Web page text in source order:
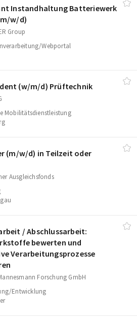
Instandhaltung Batteriewerk
​w/​d)
Group
Webportal
(w/​m/​d) Prüftechnik
Mobilitätsdienstleistung
(m/​w/​d) in Teilzeit oder
Ausgleichsfonds
/​ Abschlussarbeit:
bewerten und
Verarbeitungsprozesse
Forschung GmbH
Entwicklung